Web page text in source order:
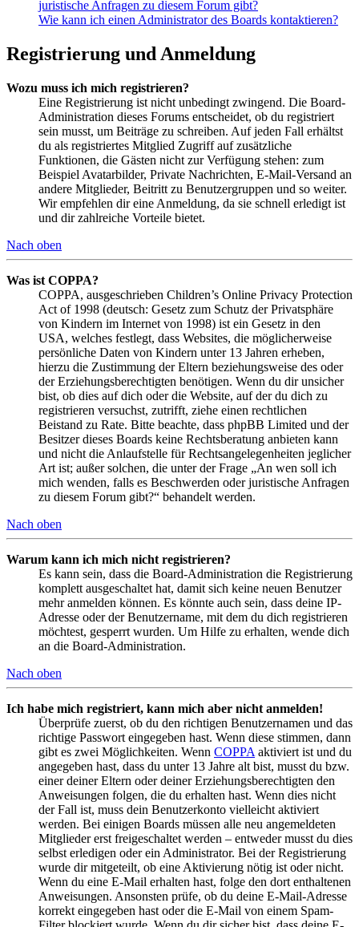
juristische Anfragen zu diesem Forum gibt?
Wie kann ich einen Administrator des Boards kontaktieren?
Registrierung und Anmeldung
Wozu muss ich mich registrieren?
Eine Registrierung ist nicht unbedingt zwingend. Die Board-
Administration dieses Forums entscheidet, ob du registriert
sein musst, um Beiträge zu schreiben. Auf jeden Fall erhältst
du als registriertes Mitglied Zugriff auf zusätzliche
Funktionen, die Gästen nicht zur Verfügung stehen: zum
Beispiel Avatarbilder, Private Nachrichten, E-Mail-Versand an
andere Mitglieder, Beitritt zu Benutzergruppen und so weiter.
Wir empfehlen dir eine Anmeldung, da sie schnell erledigt ist
und dir zahlreiche Vorteile bietet.
Nach oben
Was ist COPPA?
COPPA, ausgeschrieben Children’s Online Privacy Protection
Act of 1998 (deutsch: Gesetz zum Schutz der Privatsphäre
von Kindern im Internet von 1998) ist ein Gesetz in den
USA, welches festlegt, dass Websites, die möglicherweise
persönliche Daten von Kindern unter 13 Jahren erheben,
hierzu die Zustimmung der Eltern beziehungsweise des oder
der Erziehungsberechtigten benötigen. Wenn du dir unsicher
bist, ob dies auf dich oder die Website, auf der du dich zu
registrieren versuchst, zutrifft, ziehe einen rechtlichen
Beistand zu Rate. Bitte beachte, dass phpBB Limited und der
Besitzer dieses Boards keine Rechtsberatung anbieten kann
und nicht die Anlaufstelle für Rechtsangelegenheiten jeglicher
Art ist; außer solchen, die unter der Frage „An wen soll ich
mich wenden, falls es Beschwerden oder juristische Anfragen
zu diesem Forum gibt?“ behandelt werden.
Nach oben
Warum kann ich mich nicht registrieren?
Es kann sein, dass die Board-Administration die Registrierung
komplett ausgeschaltet hat, damit sich keine neuen Benutzer
mehr anmelden können. Es könnte auch sein, dass deine IP-
Adresse oder der Benutzername, mit dem du dich registrieren
möchtest, gesperrt wurden. Um Hilfe zu erhalten, wende dich
an die Board-Administration.
Nach oben
Ich habe mich registriert, kann mich aber nicht anmelden!
Überprüfe zuerst, ob du den richtigen Benutzernamen und das
richtige Passwort eingegeben hast. Wenn diese stimmen, dann
gibt es zwei Möglichkeiten. Wenn COPPA aktiviert ist und du
angegeben hast, dass du unter 13 Jahre alt bist, musst du bzw.
einer deiner Eltern oder deiner Erziehungsberechtigten den
Anweisungen folgen, die du erhalten hast. Wenn dies nicht
der Fall ist, muss dein Benutzerkonto vielleicht aktiviert
werden. Bei einigen Boards müssen alle neu angemeldeten
Mitglieder erst freigeschaltet werden – entweder musst du dies
selbst erledigen oder ein Administrator. Bei der Registrierung
wurde dir mitgeteilt, ob eine Aktivierung nötig ist oder nicht.
Wenn du eine E-Mail erhalten hast, folge den dort enthaltenen
Anweisungen. Ansonsten prüfe, ob du deine E-Mail-Adresse
korrekt eingegeben hast oder die E-Mail von einem Spam-